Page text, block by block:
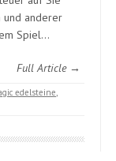
und anderer
Spiel…
Full Article →
edelsteine